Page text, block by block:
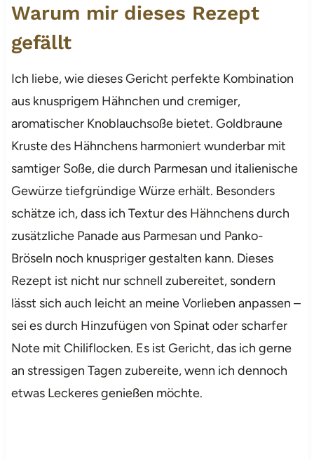
Warum mir dieses Rezept
gefällt
Ich liebe, wie dieses Gericht perfekte Kombination
aus knusprigem Hähnchen und cremiger,
aromatischer Knoblauchsoße bietet. Goldbraune
Kruste des Hähnchens harmoniert wunderbar mit
samtiger Soße, die durch Parmesan und italienische
Gewürze tiefgründige Würze erhält. Besonders
schätze ich, dass ich Textur des Hähnchens durch
zusätzliche Panade aus Parmesan und Panko-
Bröseln noch knuspriger gestalten kann. Dieses
Rezept ist nicht nur schnell zubereitet, sondern
lässt sich auch leicht an meine Vorlieben anpassen –
sei es durch Hinzufügen von Spinat oder scharfer
Note mit Chiliflocken. Es ist Gericht, das ich gerne
an stressigen Tagen zubereite, wenn ich dennoch
etwas Leckeres genießen möchte.